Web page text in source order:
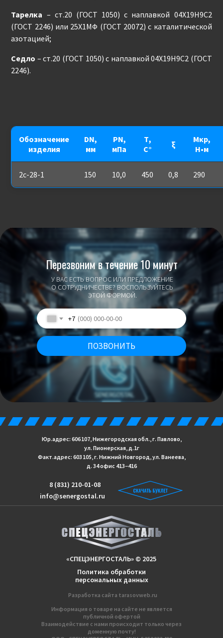
Тарелка – ст.20 (ГОСТ 1050) с наплавкой 04Х19Н9С2
(ГОСТ 2246) или 25Х1МФ (ГОСТ 20072) с каталитической
азотацией;
Седло – ст.20 (ГОСТ 1050) с наплавкой 04Х19Н9С2 (ГОСТ
2246).
Обозначение
изделия
DN,
мм
PN,
мПа
Т,
С°
ξ
Мкр,
Н•м
2с-28-1 150 10,0 450 0,8 290
У ВАС ЕСТЬ ВОПРОС ИЛИ ПРЕДЛОЖЕНИЕ
О СОТРУДНИЧЕСТВЕ? ВОСПОЛЬЗУЙТЕСЬ
ЭТОЙ ФОРМОЙ.
Перезвоним в течение 10 минут
+7
ПОЗВОНИТЬ
Информация о товаре на сайте не является
публичной офертой
Взаимодействие с нами происходит только через
доменную почту!
Разработка сайтa tarasovweb.ru
Политика обработки
персональных данных
«СПЕЦЭНЕРГОСТАЛЬ» © 2025
info@senergostal.ru
8 (831) 210-01-08
Юр.адрес: 606 107, Нижегородская обл., г. Павлово,
ул. Пионерская, д.1г
Факт.адрес: 603 105, г. Нижний Новгород, ул. Ванеева,
д. 34 офис 413−416